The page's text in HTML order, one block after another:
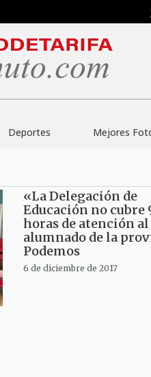
Deportes Mejores
«La Delegación de
Educación no cubre
horas de atención al
alumnado de la
Podemos
6 de diciembre de 2017